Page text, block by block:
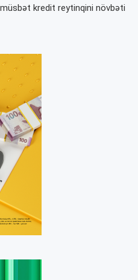
müsbət kredit reytinqini növbəti